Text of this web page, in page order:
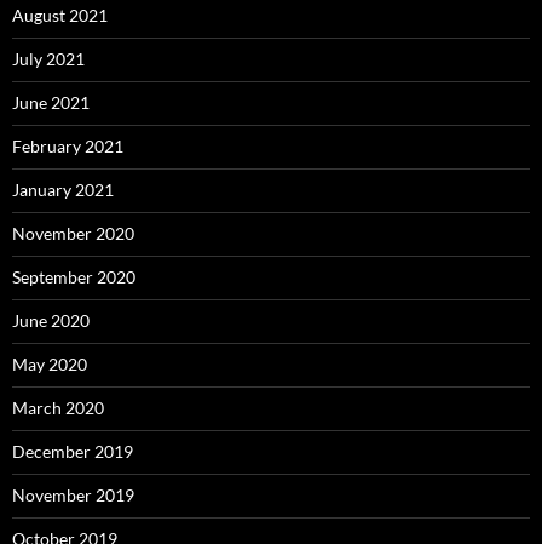
August 2021
July 2021
June 2021
February 2021
January 2021
November 2020
September 2020
June 2020
May 2020
March 2020
December 2019
November 2019
October 2019